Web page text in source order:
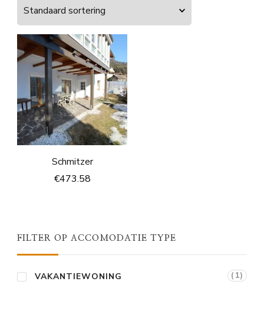
Schmitzer
€473.58
FILTER OP ACCOMODATIE TYPE
VAKANTIEWONING (1)